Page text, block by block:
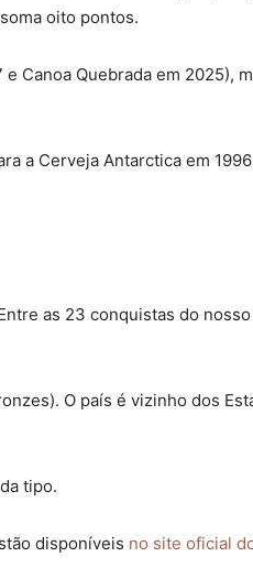
oito pontos.
Canoa Quebrada em 2025),
a Cerveja Antarctica em
as 23 conquistas do
O país é vizinho dos
tipo.
disponíveis no site oficial